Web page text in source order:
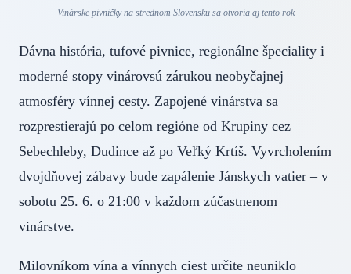
Vinárske pivničky na strednom Slovensku sa otvoria aj tento rok
Dávna história, tufové pivnice, regionálne špeciality i
moderné stopy vinárovsú zárukou neobyčajnej
atmosféry vínnej cesty. Zapojené vinárstva sa
rozprestierajú po celom regióne od Krupiny cez
Sebechleby, Dudince až po Veľký Krtíš. Vyvrcholením
dvojdňovej zábavy bude zapálenie Jánskych vatier – v
sobotu 25. 6. o 21:00 v každom zúčastnenom
vinárstve.
Milovníkom vína a vínnych ciest určite neuniklo